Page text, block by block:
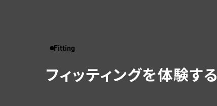
Fitting
フィッティングを体験する